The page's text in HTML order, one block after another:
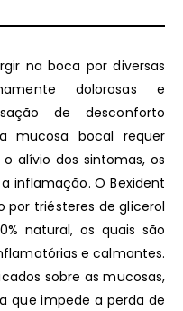
na boca por diversas
dolorosas e
de desconforto
mucosa bocal requer
alívio dos sintomas, os
inflamação. O Bexident
por triésteres de glicerol
natural, os quais são
e calmantes.
sobre as mucosas,
que impede a perda de